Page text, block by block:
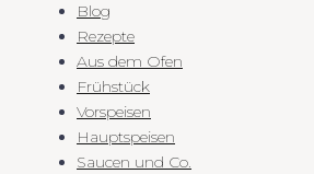
Blog
Rezepte
Aus dem Ofen
Frühstück
Vorspeisen
Hauptspeisen
Saucen und Co.